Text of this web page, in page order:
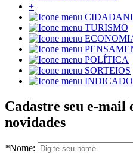
+
TURISMO
POLÍTICA
SORTEIOS
Cadastre seu e-mail
novidades
*Nome: